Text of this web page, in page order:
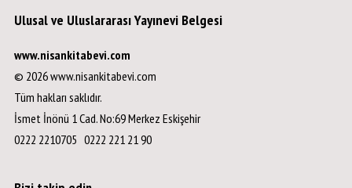
Ulusal ve Uluslararası Yayınevi Belgesi
www.nisankitabevi.com
© 2026 www.nisankitabevi.com
Tüm hakları saklıdır.
İsmet İnönü 1 Cad. No:69 Merkez Eskişehir
0222 2210705 0222 221 21 90